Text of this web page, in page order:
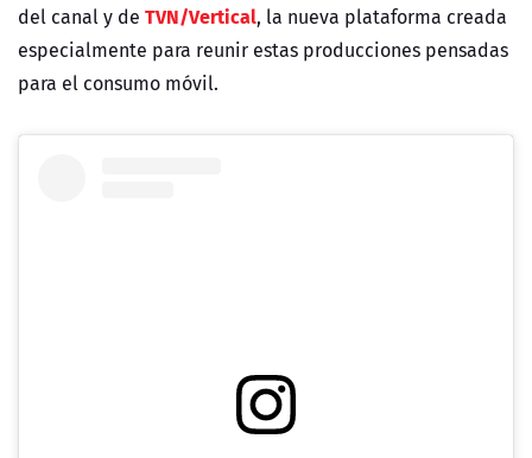
del canal y de TVN/Vertical, la nueva plataforma creada
especialmente para reunir estas producciones pensadas
para el consumo móvil.